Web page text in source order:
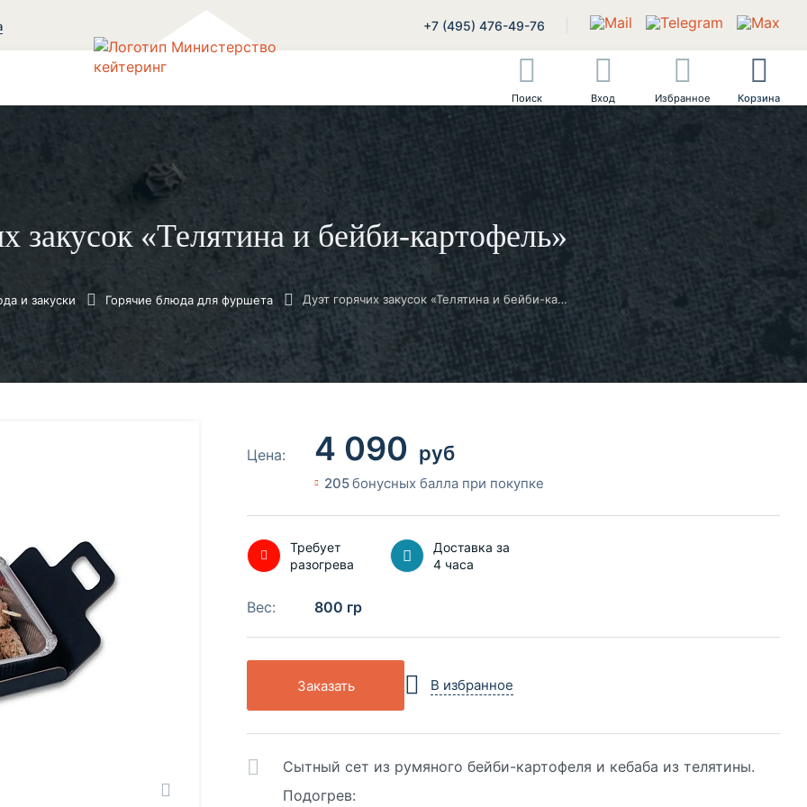
+7 (495) 476-49-76
Поиск Вход Избранное Корзина
закусок «Телятина и бейби-картофель»
и закуски Горячие блюда для фуршета Дуэт горячих закусок «Телятина и бейби-картофель»
Цена: 4 090 руб
205бонусных балла при покупке
Требует
разогрева
Доставка за
4 часа
Вес: 800 гр
Заказать В избранное
Сытный сет из румяного бейби-картофеля и кебаба из телятины.
Подогрев: